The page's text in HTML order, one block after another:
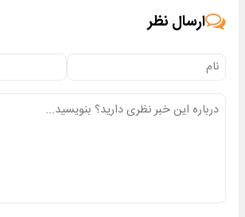
ارسال نظر